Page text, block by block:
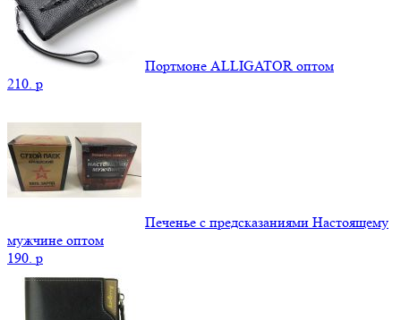
Портмоне ALLIGATOR оптом
210. p
Печенье с предсказаниями Настоящему
мужчине оптом
190. p